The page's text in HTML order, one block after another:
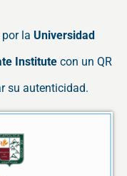
la Universidad
Institute con un QR
su autenticidad.